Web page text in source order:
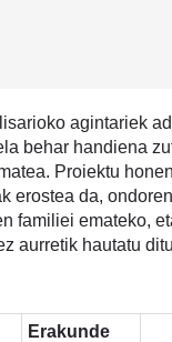
agintariek
behar handiena
Proiektu
erostea da,
familiei emateko,
aurretik hautatu
Erakunde